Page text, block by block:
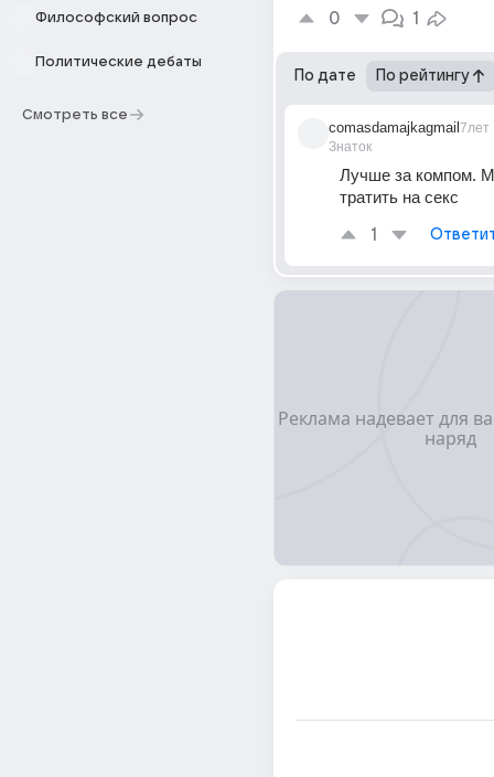
Философский вопрос
Политические дебаты
Смотреть все
0 1
По дате По рейтингу
comasdamajkagmail
Знаток
7лет
Лучше за компом.
тратить на секс
1